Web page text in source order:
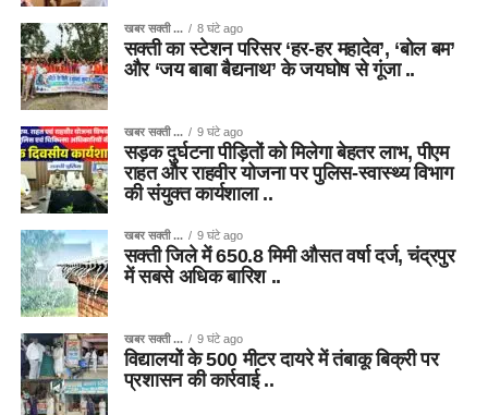
खबर सक्ती ... 8 घंटे ago
सक्ती का स्टेशन परिसर ‘हर-हर महादेव’, ‘बोल बम’
और ‘जय बाबा बैद्यनाथ’ के जयघोष से गूंजा ..
खबर सक्ती ... 9 घंटे ago
सड़क दुर्घटना पीड़ितों को मिलेगा बेहतर लाभ, पीएम
राहत और राहवीर योजना पर पुलिस-स्वास्थ्य विभाग
की संयुक्त कार्यशाला ..
खबर सक्ती ... 9 घंटे ago
सक्ती जिले में 650.8 मिमी औसत वर्षा दर्ज, चंद्रपुर
में सबसे अधिक बारिश ..
खबर सक्ती ... 9 घंटे ago
विद्यालयों के 500 मीटर दायरे में तंबाकू बिक्री पर
प्रशासन की कार्रवाई ..